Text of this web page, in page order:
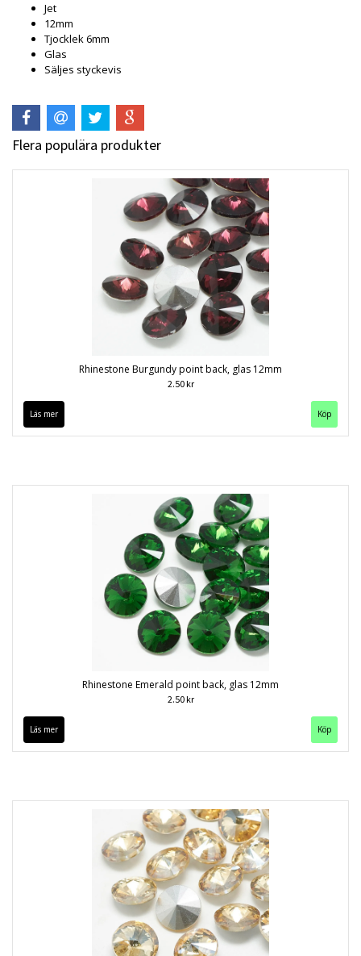
Jet
12mm
Tjocklek 6mm
Glas
Säljes styckevis
Flera populära produkter
Rhinestone Burgundy point back, glas 12mm
2.50 kr
Läs mer
Rhinestone Emerald point back, glas 12mm
2.50 kr
Läs mer